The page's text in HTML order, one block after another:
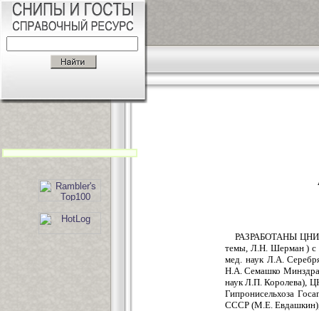
РАЗРАБОТАНЫ
темы, Л.Н. Шерман ) с
мед. наук Л.А.
Н.А. Семашко
наук Л.П. Королева),
Гипронисельхоза
СССР (М.Е. Евдашкин),